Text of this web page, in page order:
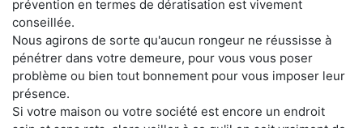
prévention en termes de dératisation est vivement
conseillée.
Nous agirons de sorte qu'aucun rongeur ne réussisse à
pénétrer dans votre demeure, pour vous vous poser
problème ou bien tout bonnement pour vous imposer leur
présence.
Si votre maison ou votre société est encore un endroit